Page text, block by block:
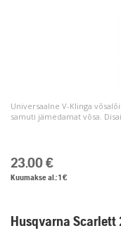
Universaalne V-Klinga
samuti jämedamat võsa.
23.00 €
Kuumakse al.: 1 €
Husqvarna